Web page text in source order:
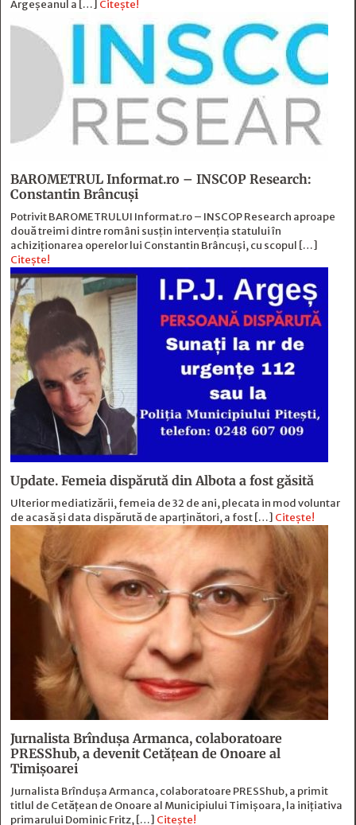
Argeșeanul a […] Citește!
BAROMETRUL Informat.ro – INSCOP Research:
Constantin Brâncuși
Potrivit BAROMETRULUI Informat.ro – INSCOP Research aproape
două treimi dintre români susțin intervenția statului în
achiziționarea operelor lui Constantin Brâncuși, cu scopul […]
Citește!
Update. Femeia dispărută din Albota a fost găsită
Ulterior mediatizării, femeia de 32 de ani, plecata in mod voluntar
de acasă și data dispărută de aparținători, a fost […] Citește!
Jurnalista Brîndușa Armanca, colaboratoare
PRESShub, a devenit Cetățean de Onoare al
Timișoarei
Jurnalista Brîndușa Armanca, colaboratoare PRESShub, a primit
titlul de Cetățean de Onoare al Municipiului Timișoara, la inițiativa
primarului Dominic Fritz, […] Citește!